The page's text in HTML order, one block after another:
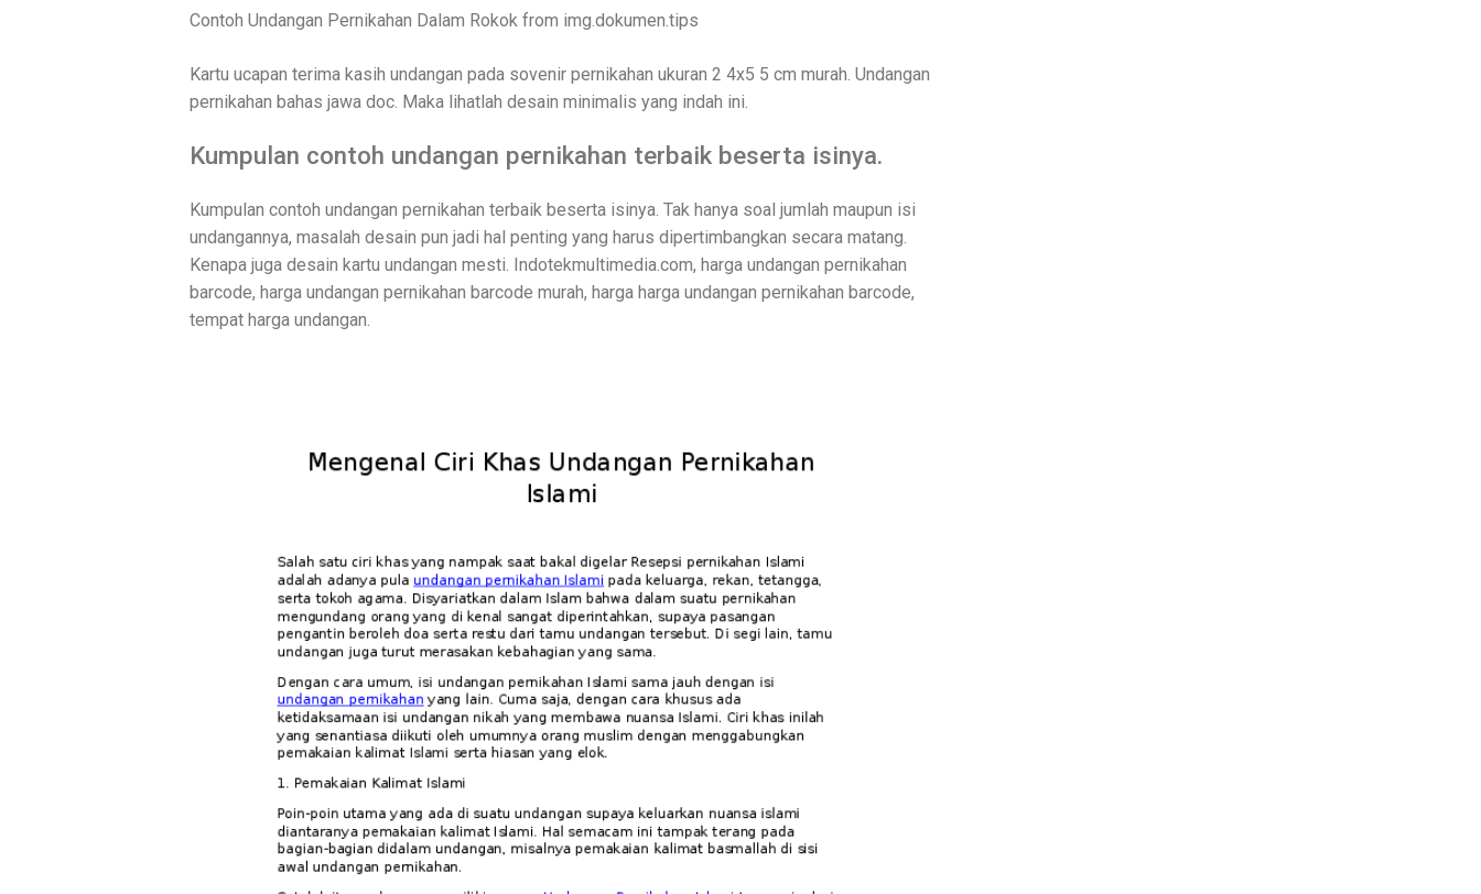
Contoh Undangan Pernikahan Dalam Rokok from img.dokumen.tips
Kartu ucapan terima kasih undangan pada sovenir pernikahan ukuran 2 4x5 5 cm murah. Undangan
pernikahan bahas jawa doc. Maka lihatlah desain minimalis yang indah ini.
Kumpulan contoh undangan pernikahan terbaik beserta isinya.
Kumpulan contoh undangan pernikahan terbaik beserta isinya. Tak hanya soal jumlah maupun isi
undangannya, masalah desain pun jadi hal penting yang harus dipertimbangkan secara matang.
Kenapa juga desain kartu undangan mesti. Indotekmultimedia.com, harga undangan pernikahan
barcode, harga undangan pernikahan barcode murah, harga harga undangan pernikahan barcode,
tempat harga undangan.